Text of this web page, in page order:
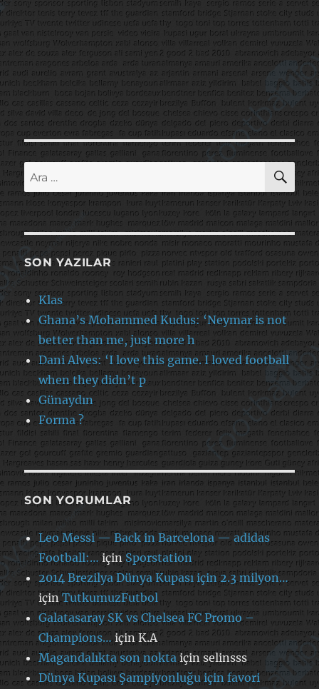
Ara:
SON YAZILAR
Klas
Ghana’s Mohammed Kudus: ‘Neymar is not
better than me, just more h
Dani Alves: ‘I love this game. I loved football
when they didn’t p
Günaydın
Forma ?
SON YORUMLAR
Leo Messi — Back in Barcelona — adidas
Football:…için Sporstation
2014 Brezilya Dünya Kupası için 2.3 milyon…
içinTutkumuzFutbol
Galatasaray SK vs Chelsea FC Promo –
Champions… içinK.A
Magandalıkta son nokta içinselinsss
Dünya Kupası Şampiyonluğu için favori